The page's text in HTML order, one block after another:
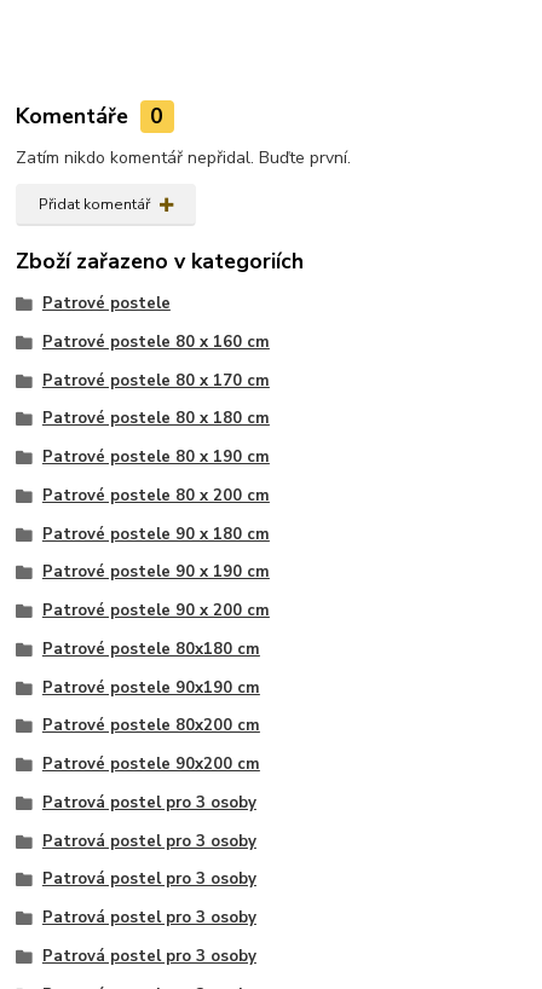
Komentáře 0
Zatím nikdo komentář nepřidal. Buďte první.
Přidat komentář
Zboží zařazeno v kategoriích
Patrové postele
Patrové postele 80 x 160 cm
Patrové postele 80 x 170 cm
Patrové postele 80 x 180 cm
Patrové postele 80 x 190 cm
Patrové postele 80 x 200 cm
Patrové postele 90 x 180 cm
Patrové postele 90 x 190 cm
Patrové postele 90 x 200 cm
Patrové postele 80x180 cm
Patrové postele 90x190 cm
Patrové postele 80x200 cm
Patrové postele 90x200 cm
Patrová postel pro 3 osoby
Patrová postel pro 3 osoby
Patrová postel pro 3 osoby
Patrová postel pro 3 osoby
Patrová postel pro 3 osoby